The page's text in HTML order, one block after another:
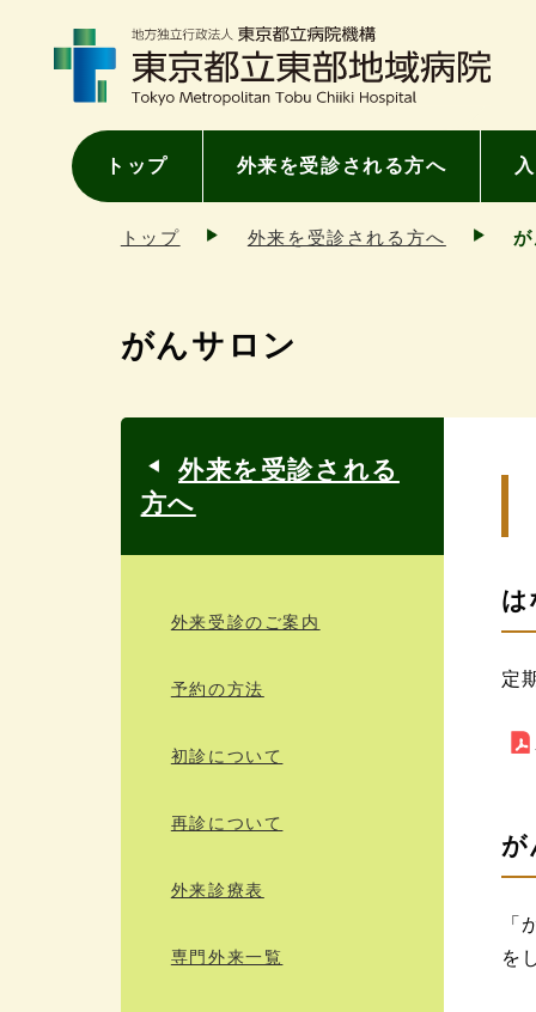
トップ 外来を受診される方へ
トップ 外来を受診される方へ
がんサロン
定
が
「
を
外来を受診される
方へ
外来受診のご案内
予約の方法
初診について
再診について
外来診療表
専門外来一覧